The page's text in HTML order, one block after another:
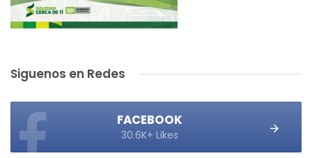
Siguenos en Redes
FACEBOOK
30.6K+ Likes